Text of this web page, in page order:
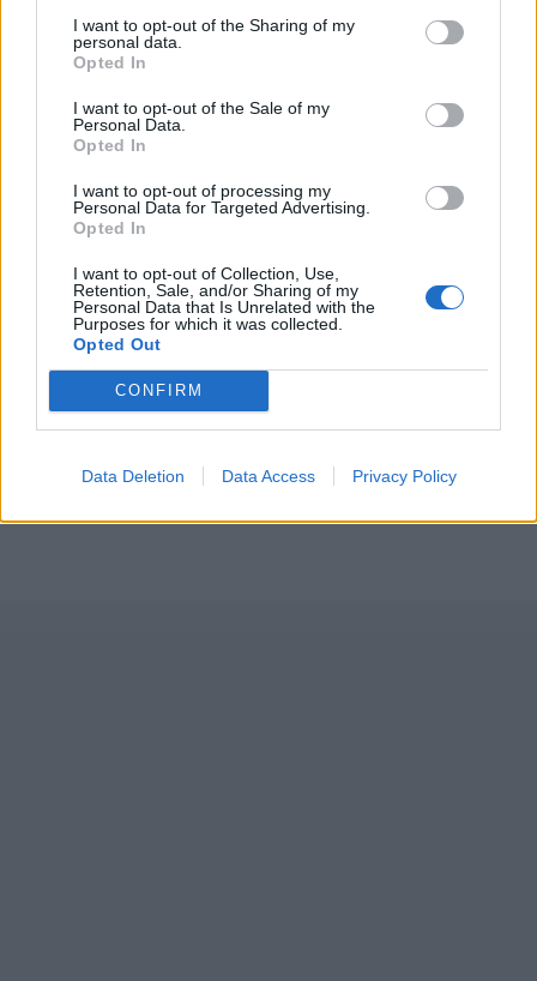
I want to opt-out of the Sharing of my
personal data.
Opted In
I want to opt-out of the Sale of my
Personal Data.
Opted In
I want to opt-out of processing my
Personal Data for Targeted Advertising.
Opted In
I want to opt-out of Collection, Use,
Retention, Sale, and/or Sharing of my
Personal Data that Is Unrelated with the
Purposes for which it was collected.
Opted Out
CONFIRM
Data Deletion Data Access Privacy Policy
προσωπικούς λόγους, τους οποίους δεν αποκάλυψε.
Η ανάρτηση του Γιάννη Χατζηγεωργίου μετά την